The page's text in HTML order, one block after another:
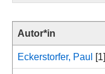
Autor*in
Eckerstorfer, Paul [1]